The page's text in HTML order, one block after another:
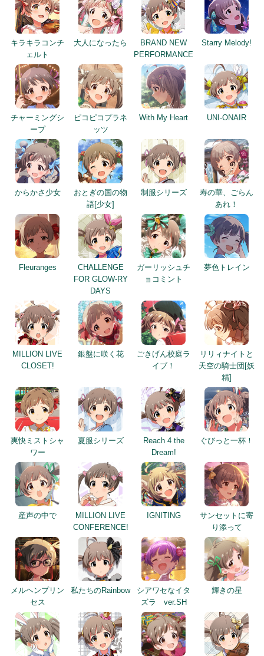
キラキラコンチ
ェルト
大人になったら
BRAND NEW
PERFORMANCE
Starry Melody!
チャーミングシ
ープ
ピコピコプラネ
ッツ
With My Heart UNI-ONAIR
からかさ少女
おとぎの国の物
語[少女]
制服シリーズ
寿の華、ごらん
あれ！
Fleuranges
CHALLENGE
FOR GLOW-RY
DAYS
ガーリッシュチ
ョコミント
夢色トレイン
MILLION LIVE
CLOSET!
銀盤に咲く花
ごきげん校庭ラ
イブ！
リリィナイトと
天空の騎士団[妖
精]
爽快ミストシャ
ワー
夏服シリーズ
Reach 4 the
Dream!
ぐびっと一杯！
産声の中で
MILLION LIVE
CONFERENCE!
IGNITING
サンセットに寄
り添って
メルヘンプリン
セス
私たちのRainbow
シアワセなイタ
ズラ ver.SH
輝きの星